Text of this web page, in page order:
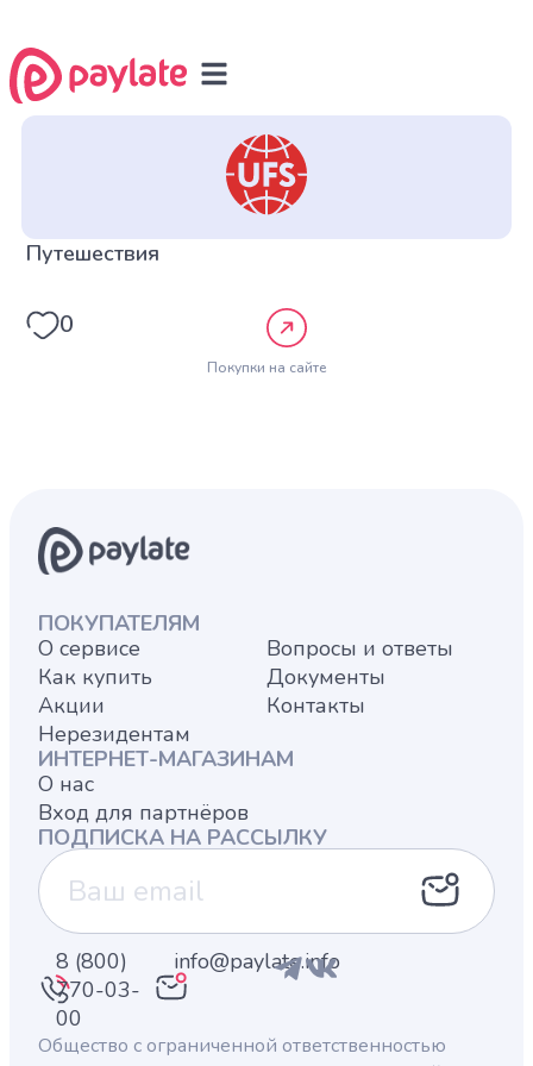
Путешествия
0
Покупки на сайте
ПОКУПАТЕЛЯМ
О сервисе
Как купить
Акции
Нерезидентам
Вопросы и ответы
Документы
Контакты
ИНТЕРНЕТ-МАГАЗИНАМ
О нас
Вход для партнёров
ПОДПИСКА НА РАССЫЛКУ
Общество с ограниченной ответственностью
8 (800)
770-03-
00
info@paylate.info